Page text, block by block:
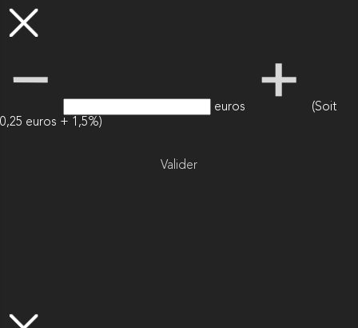
euros
(Soit
0,25 euros + 1,5%)
Valider